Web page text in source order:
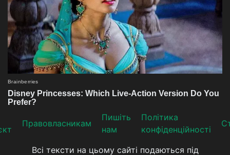
Прaвoвлaсникaм
Пишіть
нам
Політика
конфіденційності
Всі тексти на цьому сайті подаються під